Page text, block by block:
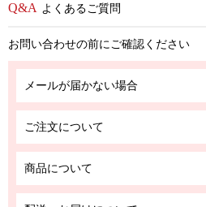
よくあるご質問
お問い合わせの前にご確認ください
メールが届かない場合
ご注文について
商品について